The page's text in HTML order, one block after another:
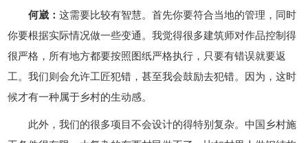
何崴：这需要比较有智慧。首先你要符合当地的管理，同时
你要根据实际情况做一些变通。我觉得很多建筑师对作品控制得
很严格，所有地方都要按照图纸严格执行，只要有错误就要返
工。我们则会允许工匠犯错，甚至我会鼓励去犯错。因为，这时
候才有一种属于乡村的生动感。
此外，我们的很多项目不会设计的得特别复杂。中国乡村施